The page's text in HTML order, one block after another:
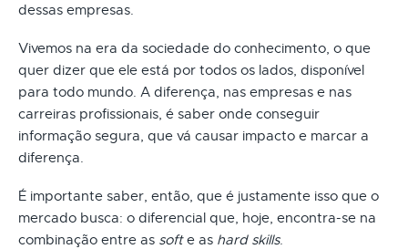
dessas empresas.
Vivemos na era da sociedade do conhecimento, o que
quer dizer que ele está por todos os lados, disponível
para todo mundo. A diferença, nas empresas e nas
carreiras profissionais, é saber onde conseguir
informação segura, que vá causar impacto e marcar a
diferença.
É importante saber, então, que é justamente isso que o
mercado busca: o diferencial que, hoje, encontra-se na
combinação entre as softe as hard skills.